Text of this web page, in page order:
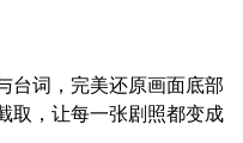
台词，完美还原画面底部
取，让每一张剧照都变成